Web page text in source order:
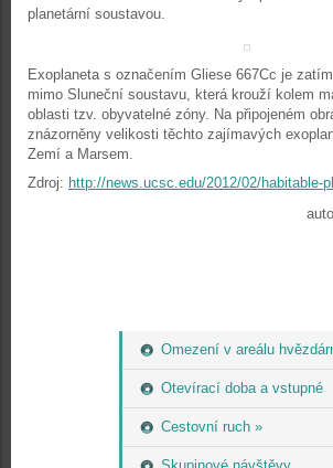
Omezení v areálu
Otevírací doba a vstupné
Cestovní ruch »
planetární soustavou.
Exoplaneta s označením Gliese 667Cc je
mimo Sluneční soustavu, která krouží kolem
oblasti tzv. obyvatelné zóny. Na připojeném
znázorněny velikosti těchto zajímavých
Zemí a Marsem.
Zdroj: http://news.ucsc.edu/2012/02/habitable-